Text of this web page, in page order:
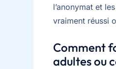
l’anonymat et
vraiment réussi
Comment
adultes ou